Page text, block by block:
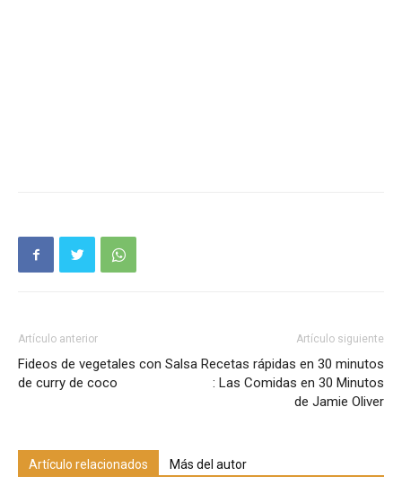
Artículo anterior
Fideos de vegetales con Salsa
de curry de coco
Artículo siguiente
Recetas rápidas en 30 minutos
: Las Comidas en 30 Minutos
de Jamie Oliver
Artículo relacionados Más del autor